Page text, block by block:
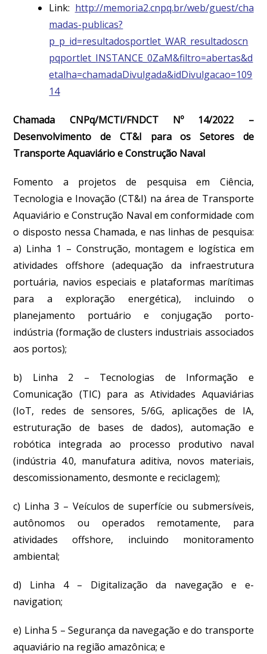
Link: http://memoria2.cnpq.br/web/guest/cha
madas-publicas?
p_p_id=resultadosportlet_WAR_resultadoscn
pqportlet_INSTANCE_0ZaM&filtro=abertas&d
etalha=chamadaDivulgada&idDivulgacao=109
14
Chamada CNPq/MCTI/FNDCT Nº 14/2022 –
Desenvolvimento de CT&I para os Setores de
Transporte Aquaviário e Construção Naval
Fomento a projetos de pesquisa em Ciência,
Tecnologia e Inovação (CT&I) na área de Transporte
Aquaviário e Construção Naval em conformidade com
o disposto nessa Chamada, e nas linhas de pesquisa:
a) Linha 1 – Construção, montagem e logística em
atividades offshore (adequação da infraestrutura
portuária, navios especiais e plataformas marítimas
para a exploração energética), incluindo o
planejamento portuário e conjugação porto-
indústria (formação de clusters industriais associados
aos portos);
b) Linha 2 – Tecnologias de Informação e
Comunicação (TIC) para as Atividades Aquaviárias
(IoT, redes de sensores, 5/6G, aplicações de IA,
estruturação de bases de dados), automação e
robótica integrada ao processo produtivo naval
(indústria 4.0, manufatura aditiva, novos materiais,
descomissionamento, desmonte e reciclagem);
c) Linha 3 – Veículos de superfície ou submersíveis,
autônomos ou operados remotamente, para
atividades offshore, incluindo monitoramento
ambiental;
d) Linha 4 – Digitalização da navegação e e-
navigation;
e) Linha 5 – Segurança da navegação e do transporte
aquaviário na região amazônica; e